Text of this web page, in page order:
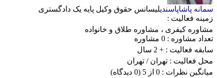
سمانه پاشاپاسندیلیسانس حقوق وکیل پایه یک دادگستری
زمینه فعالیت :
مشاوره کیفری ، مشاوره طلاق و خانواده
تعداد مشاوره : 0 مشاوره
سابقه فعالیت : + 2 سال
محل فعالیت : تهران/ تهران
میانگین نظرات : 0 از 5
(0 دیدگاه)